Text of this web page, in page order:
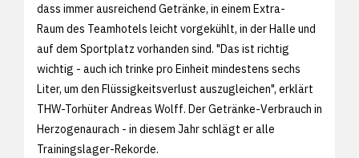
dass immer ausreichend Getränke, in einem Extra-
Raum des Teamhotels leicht vorgekühlt, in der Halle und
auf dem Sportplatz vorhanden sind. "Das ist richtig
wichtig - auch ich trinke pro Einheit mindestens sechs
Liter, um den Flüssigkeitsverlust auszugleichen", erklärt
THW-Torhüter Andreas Wolff. Der Getränke-Verbrauch in
Herzogenaurach - in diesem Jahr schlägt er alle
Trainingslager-Rekorde.